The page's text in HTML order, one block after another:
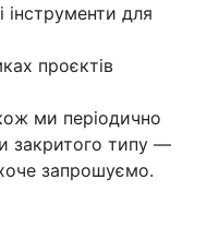
інструменти для
проєктів
ми періодично
закритого типу —
запрошуємо.